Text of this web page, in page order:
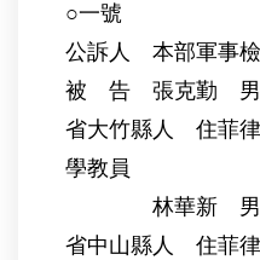
○一號
公訴人 本部軍事
被 告 張克勤 男
省大竹縣人 住菲
學教員
林華新 男
省中山縣人 住菲律